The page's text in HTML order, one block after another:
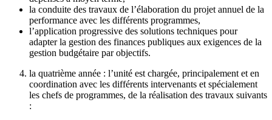
la conduite des travaux de l’élaboration du projet annuel de la
performance avec les différents programmes,
l’application progressive des solutions techniques pour
adapter la gestion des finances publiques aux exigences de la
gestion budgétaire par objectifs.
la quatrième année : l’unité est chargée, principalement et en
coordination avec les différents intervenants et spécialement
les chefs de programmes, de la réalisation des travaux suivants
: